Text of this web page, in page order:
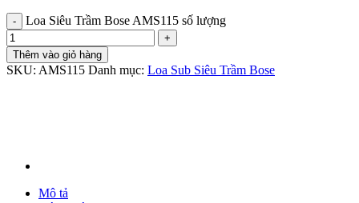
Loa Siêu Trầm Bose AMS115 số lượng
Thêm vào giỏ hàng
SKU: AMS115 Danh mục: Loa Sub Siêu Trầm Bose
Mô tả